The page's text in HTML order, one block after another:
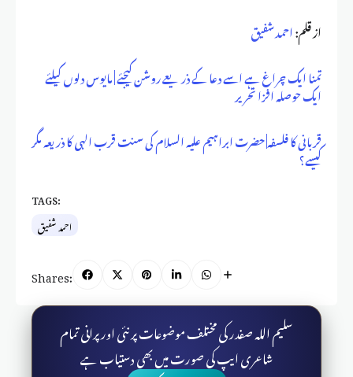
از قلم:احمد شفیق
تمنا ایک چراغ ہے اسے دعا کے ذریعے روشن کیجئے | مایوس دلوں کیلئے
ایک حوصلہ افزا تحریر
قربانی کا فلسفہ| حضرت ابراہیم علیہ السلام کی سنت قرب الہی کا ذریعہ مگر
کیسے؟
TAGS:
احمد شفیق
Shares:
سلیم اللہ صفدر کی مختلف موضوعات پر نئی اور پرانی تمام
شاعری ایپ کی صورت میں بھی دستیاب ہے